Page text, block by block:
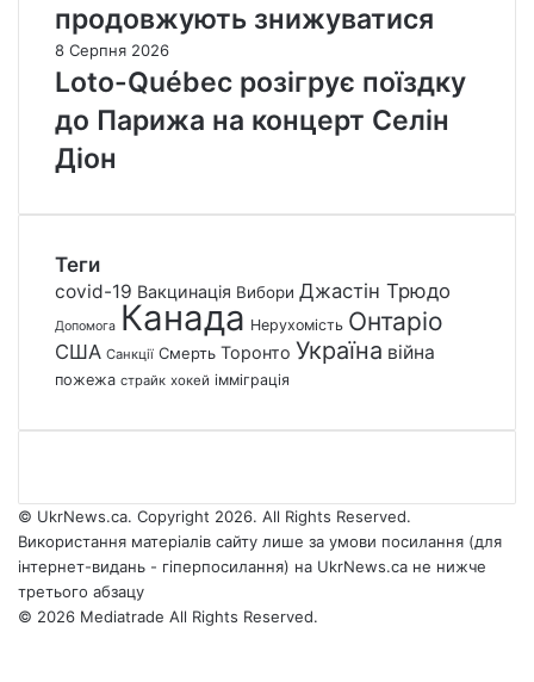
продовжують знижуватися
8 Серпня 2026
Loto-Québec розігрує поїздку
до Парижа на концерт Селін
Діон
Теги
covid-19 Вакцинація Вибори Джастін Трюдо
Допомога Канада Нерухомість Онтаріо
США Санкції Смерть Торонто Україна війна
пожежа страйк хокей імміграція
© UkrNews.ca. Copyright 2026. All Rights Reserved.
Використання матеріалів сайту лише за умови посилання (для
інтернет-видань - гіперпосилання) на UkrNews.ca не нижче
третього абзацу
© 2026 Mediatrade All Rights Reserved.